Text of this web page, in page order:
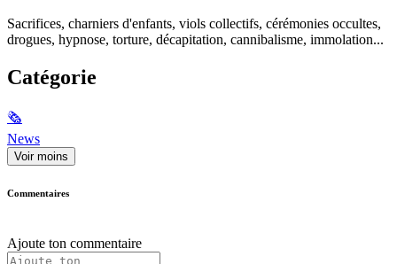
Sacrifices, charniers d'enfants, viols collectifs, cérémonies occultes,
drogues, hypnose, torture, décapitation, cannibalisme, immolation...
Catégorie
🗞
News
Voir moins
Commentaires
Ajoute ton commentaire